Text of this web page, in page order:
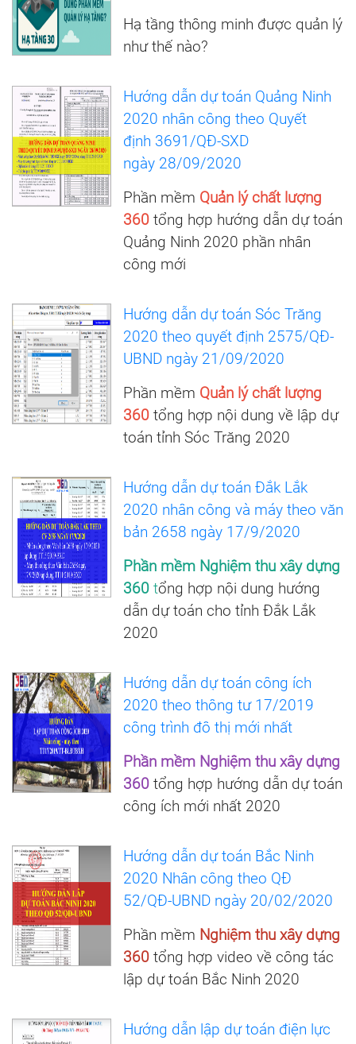
Hạ tầng thông minh được quản lý
như thế nào?
Hướng dẫn dự toán Quảng Ninh
2020 nhân công theo Quyết
định 3691/QĐ-SXD
ngày 28/09/2020
Phần mềm Quản lý chất lượng
360 tổng hợp hướng dẫn dự toán
Quảng Ninh 2020 phần nhân
công mới
Hướng dẫn dự toán Sóc Trăng
2020 theo quyết định 2575/QĐ-
UBND ngày 21/09/2020
Phần mềm Quản lý chất lượng
360 tổng hợp nội dung về lập dự
toán tỉnh Sóc Trăng 2020
Hướng dẫn dự toán Đắk Lắk
2020 nhân công và máy theo văn
bản 2658 ngày 17/9/2020
Phần mềm Nghiệm thu xây dựng
360tổng hợp nội dung hướng
dẫn dự toán cho tỉnh Đắk Lắk
2020
Hướng dẫn dự toán công ích
2020 theo thông tư 17/2019
công trình đô thị mới nhất
Phần mềm Nghiệm thu xây dựng
360tổng hợp hướng dẫn dự toán
công ích mới nhất 2020
Hướng dẫn dự toán Bắc Ninh
2020 Nhân công theo QĐ
52/QĐ-UBND ngày 20/02/2020
Phần mềm Nghiệm thu xây dựng
360 tổng hợp video về công tác
lập dự toán Bắc Ninh 2020
Hướng dẫn lập dự toán điện lực